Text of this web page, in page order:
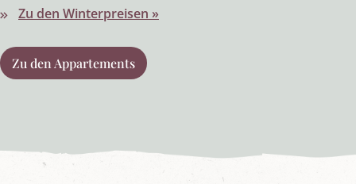
Zu den Winterpreisen »
Zu den Appartements